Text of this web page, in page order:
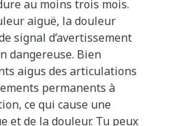
au moins trois mois.
aiguë, la douleur
signal d’avertissement
dangereuse. Bien
aigus des articulations
permanents à
ce qui cause une
et de la douleur. Tu peux